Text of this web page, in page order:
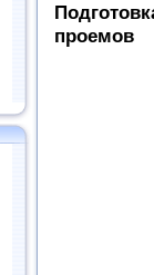
проемов